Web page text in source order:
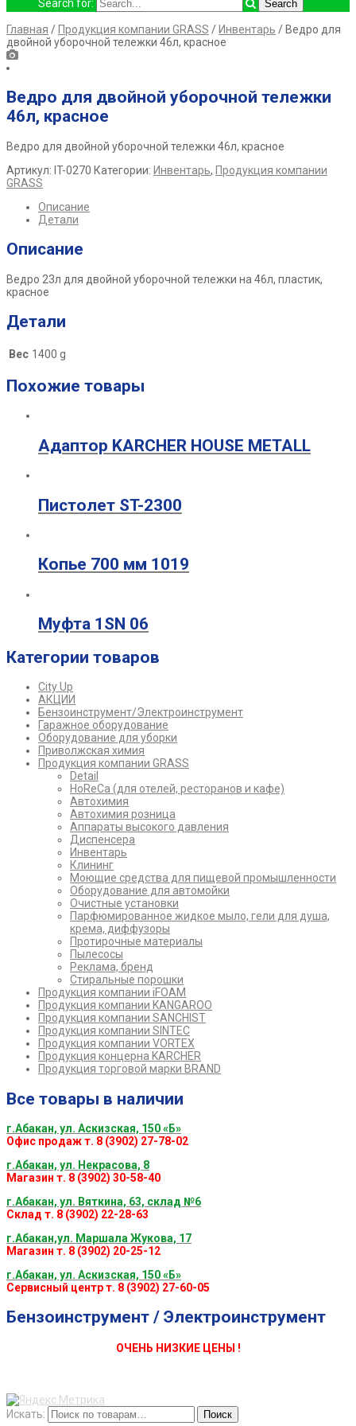
Search for:
Главная / Продукция компании GRASS / Инвентарь / Ведро для
двойной уборочной тележки 46л, красное
Ведро для двойной уборочной тележки
46л, красное
Ведро для двойной уборочной тележки 46л, красное
Артикул: IT-0270 Категории: Инвентарь, Продукция компании
GRASS
Описание
Детали
Описание
Ведро 23л для двойной уборочной тележки на 46л, пластик,
красное
Детали
Вес 1400 g
Похожие товары
Адаптор KARCHER HOUSE METALL
Пистолет ST-2300
Копье 700 мм 1019
Муфта 1SN 06
Категории товаров
City Up
АКЦИИ
Бензоинструмент/Электроинструмент
Гаражное оборудование
Оборудование для уборки
Приволжская химия
Продукция компании GRASS
Detail
HoReCa (для отелей, ресторанов и кафе)
Автохимия
Автохимия розница
Аппараты высокого давления
Диспенсера
Инвентарь
Клининг
Моющие средства для пищевой промышленности
Оборудование для автомойки
Очистные установки
Парфюмированное жидкое мыло, гели для душа,
крема, диффузоры
Протирочные материалы
Пылесосы
Реклама, бренд
Стиральные порошки
Продукция компании iFOAM
Продукция компании KANGAROO
Продукция компании SANCHIST
Продукция компании SINTEC
Продукция компании VORTEX
Продукция концерна KARCHER
Продукция торговой марки BRAND
Все товары в наличии
г.Абакан, ул. Аскизская, 150 «Б»
Офис продаж т. 8 (3902) 27-78-02
г.Абакан, ул. Некрасова, 8
Магазин т. 8 (3902) 30-58-40
г.Абакан, ул. Вяткина, 63, склад №6
Склад т. 8 (3902) 22-28-63
г.Абакан,ул. Маршала Жукова, 17
Магазин т. 8 (3902) 20-25-12
г.Абакан, ул. Аскизская, 150 «Б»
Сервисный центр т. 8 (3902) 27-60-05
Бензоинструмент / Электроинструмент
ОЧЕНЬ НИЗКИЕ ЦЕНЫ !
Искать: Поиск